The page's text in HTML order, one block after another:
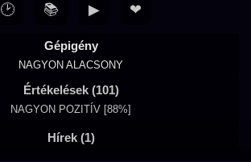
Gépigény
NAGYON ALACSONY
Értékelések (101)
NAGYON POZITÍV [88%]
Hírek (1)
🕑 📚 ▶ ❤